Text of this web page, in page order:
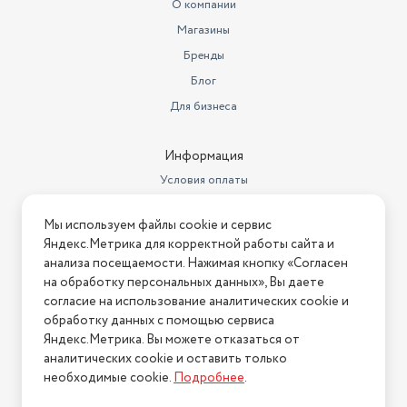
О компании
Магазины
Бренды
Блог
Для бизнеса
Информация
Условия оплаты
Условия возврата
Нашли ошибку на сайте? Напишите нам
2026 © Интернет-магазин "АстМаркет". У нас есть всё!
Политика конфиденциальности
Мы используем файлы cookie и сервис
Яндекс.Метрика для корректной работы сайта и
анализа посещаемости. Нажимая кнопку «Согласен
на обработку персональных данных», Вы даете
согласие на использование аналитических cookie и
обработку данных с помощью сервиса
Яндекс.Метрика. Вы можете отказаться от
аналитических cookie и оставить только
необходимые cookie.Подробнее.